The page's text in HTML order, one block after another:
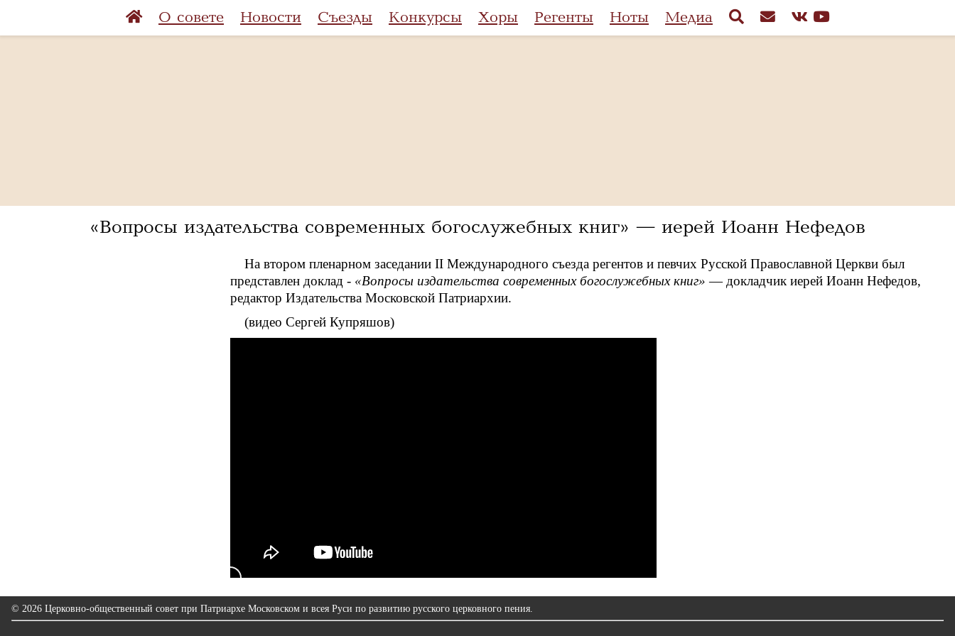
О совете Новости Съезды Конкурсы Хоры Регенты Ноты Медиа
«Вопросы издательства современных богослужебных книг» — иерей Иоанн Нефедов
На втором пленарном заседании II Международного съезда регентов и певчих Русской Православной Церкви был
представлен доклад - «Вопросы издательства современных богослужебных книг» — докладчик иерей Иоанн Нефедов,
редактор Издательства Московской Патриархии.
(видео Сергей Купряшов)
© 2026 Церковно-общественный совет при Патриархе Московском и всея Руси по развитию русского церковного пения.